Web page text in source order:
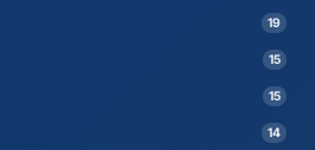
19
15
15
14